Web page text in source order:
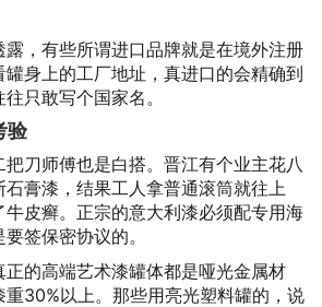
，有些所谓进口品牌就是在境外注册
身上的工厂地址，真进口的会精确到
只敢写个国家名。
验
刀师傅也是白搭。晋江有个业主花八
膏漆，结果工人拿普通滚筒就往上
皮癣。正宗的意大利漆必须配专用海
签保密协议的。
的高端艺术漆罐体都是哑光金属材
重30%以上。那些用亮光塑料罐的，说